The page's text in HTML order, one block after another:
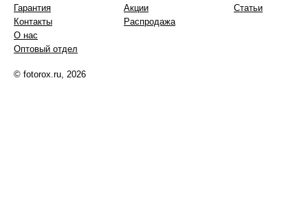
Гарантия
Контакты
О нас
Оптовый отдел
Акции
Распродажа
Статьи
© fotorox.ru, 2026